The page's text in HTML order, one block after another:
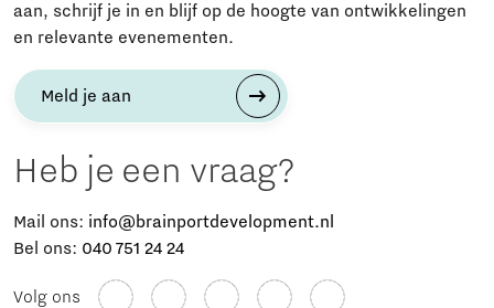
aan, schrijf je in en blijf op de hoogte van ontwikkelingen
en relevante evenementen.
Meld je aan
Heb je een vraag?
Mail ons: info@brainportdevelopment.nl
Bel ons: 040 751 24 24
Volg ons